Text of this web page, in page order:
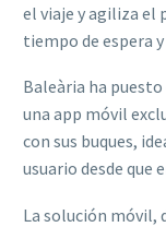
el viaje y agiliza el
tiempo de espera
Baleària ha
una app móvil
con sus buques,
usuario desde que
La solución móvil,